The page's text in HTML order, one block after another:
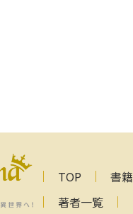
TOP 書籍
著者一覧